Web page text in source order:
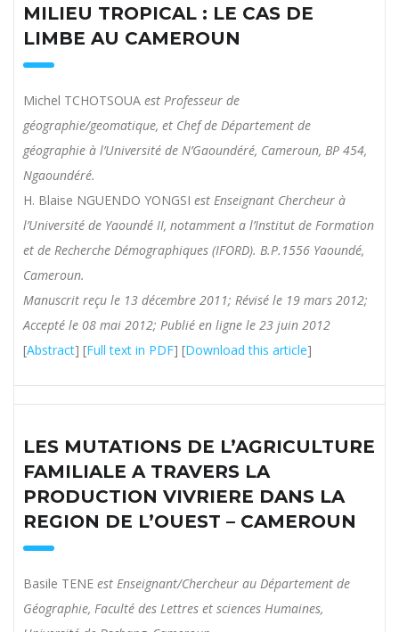
MILIEU TROPICAL : LE CAS DE
LIMBE AU CAMEROUN
Michel TCHOTSOUA est Professeur de
géographie/geomatique, et Chef de Département de
géographie à l’Université de N’Gaoundéré, Cameroun, BP 454,
Ngaoundéré.
H. Blaise NGUENDO YONGSI est Enseignant Chercheur à
l’Université de Yaoundé II, notamment a l’Institut de Formation
et de Recherche Démographiques (IFORD). B.P.1556 Yaoundé,
Cameroun.
Manuscrit reçu le 13 décembre 2011; Révisé le 19 mars 2012;
Accepté le 08 mai 2012; Publié en ligne le 23 juin 2012
[Abstract] [Full text in PDF] [Download this article]
LES MUTATIONS DE L’AGRICULTURE
FAMILIALE A TRAVERS LA
PRODUCTION VIVRIERE DANS LA
REGION DE L’OUEST – CAMEROUN
Basile TENE est Enseignant/Chercheur au Département de
Géographie, Faculté des Lettres et sciences Humaines,